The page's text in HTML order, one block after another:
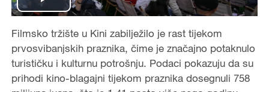
P
l
a
Filmsko tržište u Kini zabilježilo je rast tijekom
prvosvibanjskih praznika, čime je značajno potaknulo
turističku i kulturnu potrošnju. Podaci pokazuju da su
prihodi kino-blagajni tijekom praznika dosegnuli 758